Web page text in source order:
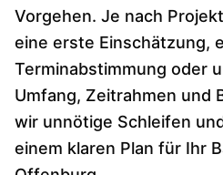
Vorgehen. Je nach
eine erste Einschätzung,
Terminabstimmung oder
Umfang, Zeitrahmen und
wir unnötige Schleifen
einem klaren Plan für Ihr